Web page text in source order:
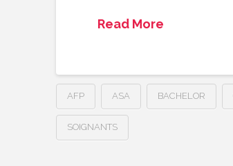
Read More
AFP ASA BACHELOR
SOIGNANTS